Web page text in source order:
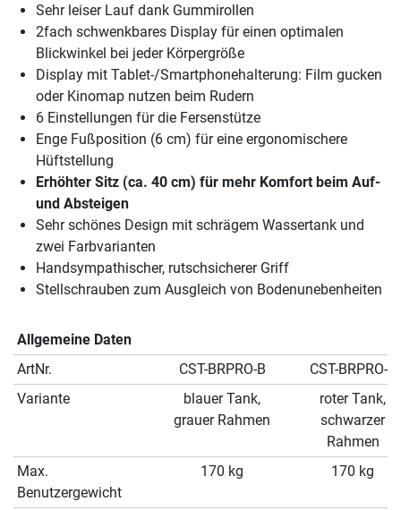
Sehr leiser Lauf dank Gummirollen
2fach schwenkbares Display für einen optimalen
Blickwinkel bei jeder Körpergröße
Display mit Tablet-/Smartphonehalterung: Film gucken
oder Kinomap nutzen beim Rudern
6 Einstellungen für die Fersenstütze
Enge Fußposition (6 cm) für eine ergonomischere
Hüftstellung
Erhöhter Sitz (ca. 40 cm) für mehr Komfort beim Auf-
und Absteigen
Sehr schönes Design mit schrägem Wassertank und
zwei Farbvarianten
Handsympathischer, rutschsicherer Griff
Stellschrauben zum Ausgleich von Bodenunebenheiten
Allgemeine Daten
ArtNr.
CST-BRPRO-B
CST-BRPRO-R
Variante
blauer Tank,
grauer Rahmen
roter Tank,
schwarzer
Rahmen
Max.
Benutzergewicht
170 kg 170 kg